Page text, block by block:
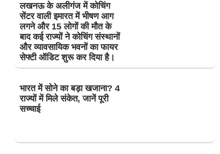
लखनऊ के अलीगंज में कोचिंग
सेंटर वाली इमारत में भीषण आग
लगने और 15 लोगों की मौत के
बाद कई राज्यों ने कोचिंग संस्थानों
और व्यावसायिक भवनों का फायर
सेफ्टी ऑडिट शुरू कर दिया है।
भारत में सोने का बड़ा खजाना? 4
राज्यों में मिले संकेत, जानें पूरी
सच्चाई